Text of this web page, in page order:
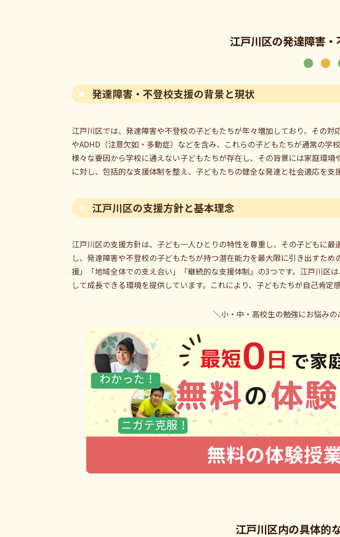
江戸川区の発達障害
発達障害・不登校支援の背景と現状
江戸川区では、発達障害や不登校の子どもたちが年々増加しており、その
やADHD（注意欠如・多動症）などを含み、これらの子どもたちが通常の学
様々な要因から学校に通えない子どもたちが存在し、その背景には家庭環
に対し、包括的な支援体制を整え、子どもたちの健全な発達と社会適応を支
江戸川区の支援方針と基本理念
江戸川区の支援方針は、子ども一人ひとりの特性を尊重し、その子どもに
し、発達障害や不登校の子どもたちが持つ潜在能力を最大限に引き出すた
援」「地域全体での支え合い」「継続的な支援体制」の3つです。江戸川区
して成長できる環境を提供しています。これにより、子どもたちが自己肯定
＼小・中・高校生の勉強にお悩み
江戸川区内の具体的